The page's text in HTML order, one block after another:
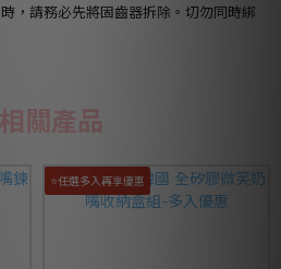
，請務必先將固齒器拆除。切勿同時綁
相關產品
⭐任選多入再享優惠